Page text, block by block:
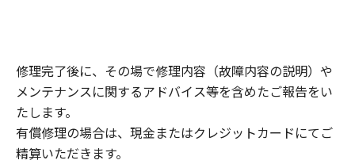
修理完了後に、その場で修理内容（故障内容の説明）や
メンテナンスに関するアドバイス等を含めたご報告をい
たします。
有償修理の場合は、現金またはクレジットカードにてご
精算いただきます。